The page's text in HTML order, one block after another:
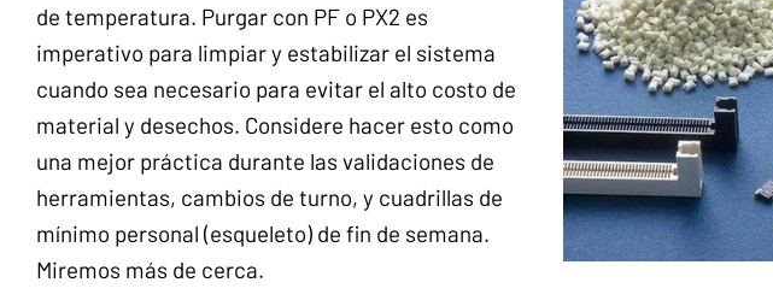
de temperatura. Purgar con PF o PX2 es
imperativo para limpiar y estabilizar el sistema
cuando sea necesario para evitar el alto costo de
material y desechos. Considere hacer esto como
una mejor práctica durante las validaciones de
herramientas, cambios de turno, y cuadrillas de
mínimo personal (esqueleto) de fin de semana.
Miremos más de cerca.